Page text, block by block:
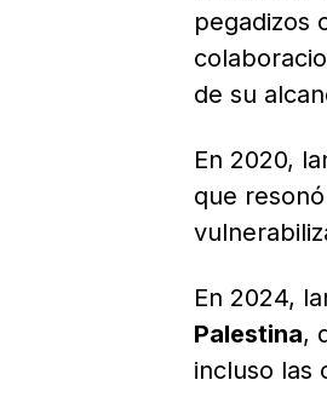
pegadizos
de su
En 2020,
que
En 2024,
Palestina,
incluso las